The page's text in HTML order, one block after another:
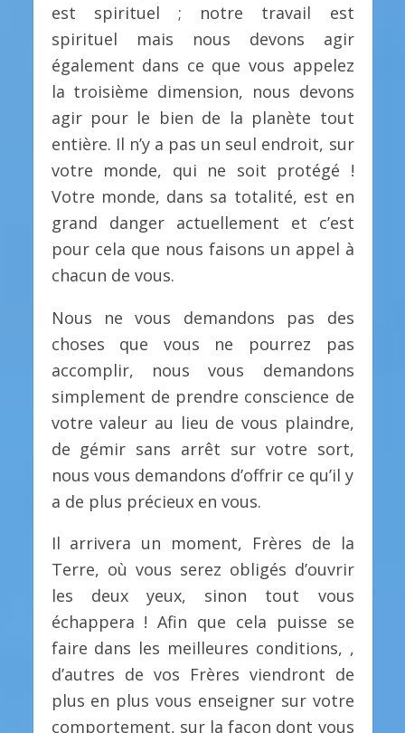
est spirituel ; notre travail est
spirituel mais nous devons agir
également dans ce que vous appelez
la troisième dimension, nous devons
agir pour le bien de la planète tout
entière. Il n’y a pas un seul endroit, sur
votre monde, qui ne soit protégé !
Votre monde, dans sa totalité, est en
grand danger actuellement et c’est
pour cela que nous faisons un appel à
chacun de vous.
Nous ne vous demandons pas des
choses que vous ne pourrez pas
accomplir, nous vous demandons
simplement de prendre conscience de
votre valeur au lieu de vous plaindre,
de gémir sans arrêt sur votre sort,
nous vous demandons d’offrir ce qu’il y
a de plus précieux en vous.
Il arrivera un moment, Frères de la
Terre, où vous serez obligés d’ouvrir
les deux yeux, sinon tout vous
échappera ! Afin que cela puisse se
faire dans les meilleures conditions, ,
d’autres de vos Frères viendront de
plus en plus vous enseigner sur votre
comportement, sur la façon dont vous